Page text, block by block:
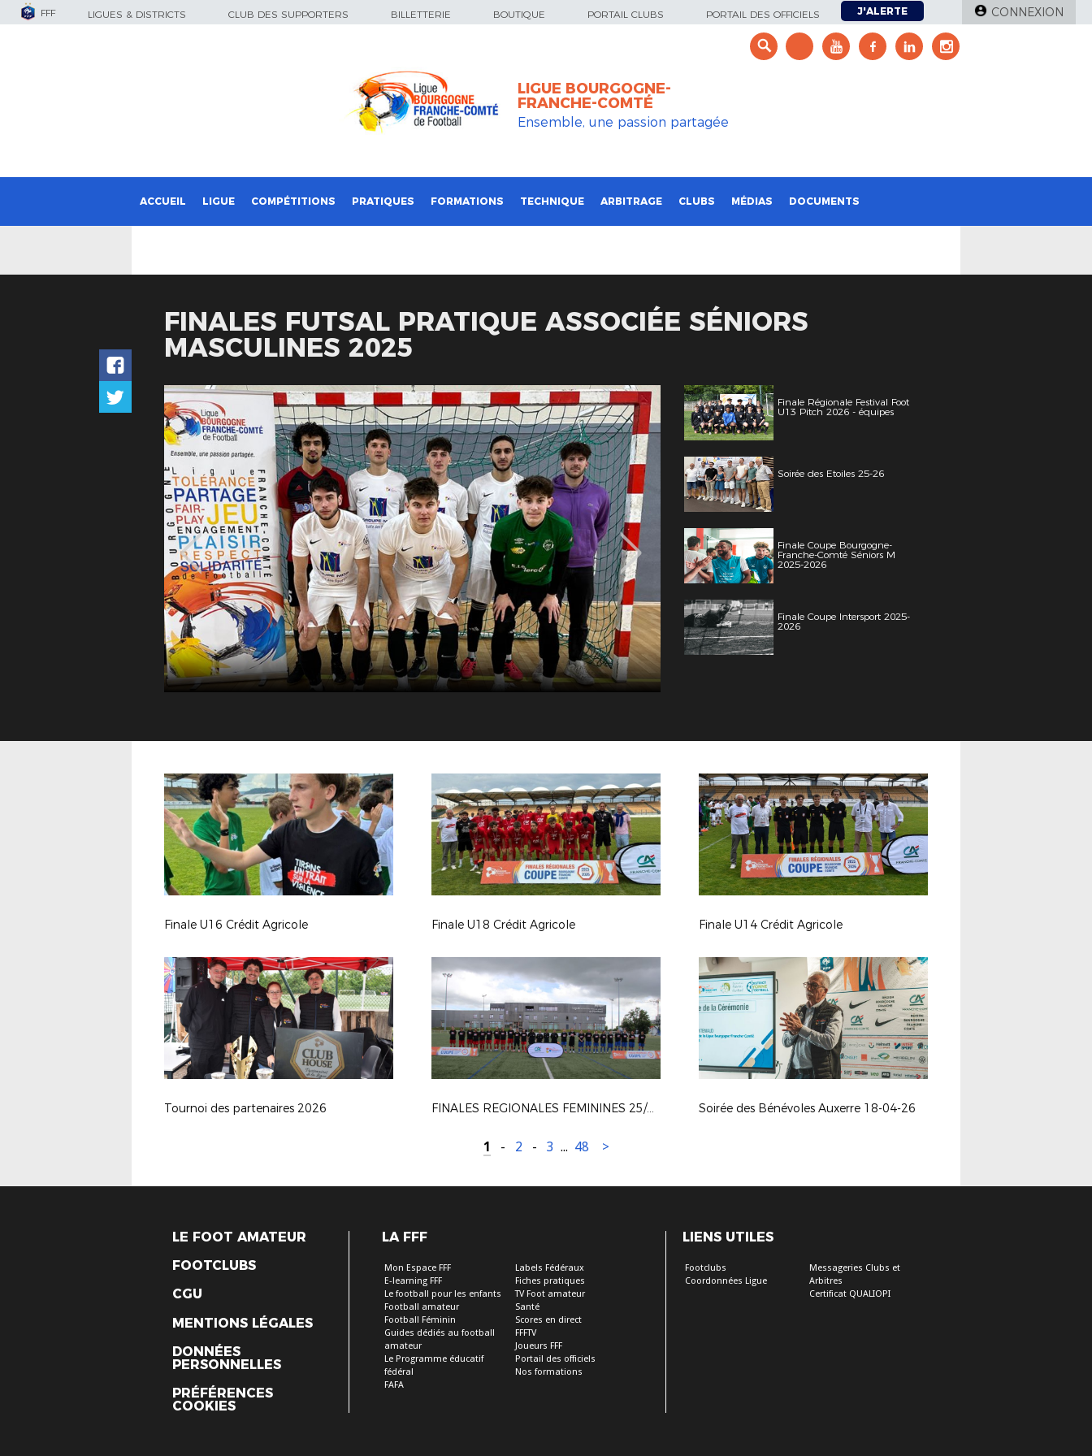
FFF LIGUES & DISTRICTS CLUB DES SUPPORTERS BILLETTERIE BOUTIQUE PORTAIL CLUBS PORTAIL DES OFFICIELS J'ALERTE CONNEXION
LIGUE BOURGOGNE-
FRANCHE-COMTÉ
Ensemble, une passion partagée
ACCUEIL LIGUE COMPÉTITIONS PRATIQUES FORMATIONS TECHNIQUE ARBITRAGE CLUBS MÉDIAS DOCUMENTS
FINALES FUTSAL PRATIQUE ASSOCIÉE SÉNIORS
MASCULINES 2025
Finale Régionale Festival Foot
U13 Pitch 2026 - équipes
Soirée des Etoiles 25-26
Finale Coupe Bourgogne-
Franche-Comté Séniors M
2025-2026
Finale Coupe Intersport 2025-
2026
Finale U16 Crédit Agricole Finale U18 Crédit Agricole Finale U14 Crédit Agricole
Tournoi des partenaires 2026 FINALES REGIONALES FEMININES 25/26 Soirée des Bénévoles Auxerre 18-04-26
1 - 2 - 3 ... 48 >
LE FOOT AMATEUR
FOOTCLUBS
CGU
MENTIONS LÉGALES
DONNÉES
PERSONNELLES
PRÉFÉRENCES
COOKIES
LA FFF
Mon Espace FFF
E-learning FFF
Le football pour les enfants
Football amateur
Football Féminin
Guides dédiés au football
amateur
Le Programme éducatif
fédéral
FAFA
Labels Fédéraux
Fiches pratiques
TV Foot amateur
Santé
Scores en direct
FFFTV
Joueurs FFF
Portail des officiels
Nos formations
LIENS UTILES
Footclubs
Coordonnées Ligue
Messageries Clubs et
Arbitres
Certificat QUALIOPI